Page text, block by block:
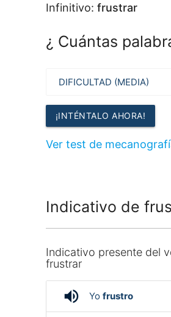
Infinitivo: frustrar
¿ Cuántas
¡INTÉNTALO AHORA!
Ver test de
Indicativo de
Indicativo presente del
frustrar
volume_up Yo frustro